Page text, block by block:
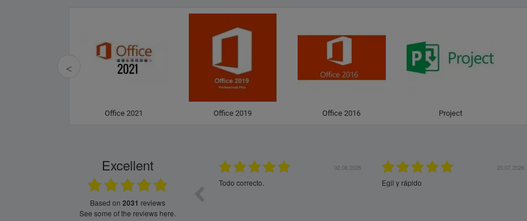
Office 2021 Office 2019 Office 2016 Project
Excellent
based on 2031 reviews
see some of the reviews here.
Si, estoy muy contento y siempre que pueda,
16.07.2026
Perfecto como siempre, plazo de entrega
11.07.2026
Excelente servicio